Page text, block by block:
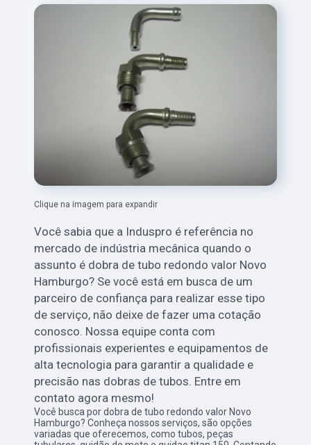
Clique na imagem para expandir
Você sabia que a Induspro é referência no
mercado de indústria mecânica quando o
assunto é dobra de tubo redondo valor Novo
Hamburgo? Se você está em busca de um
parceiro de confiança para realizar esse tipo
de serviço, não deixe de fazer uma cotação
conosco. Nossa equipe conta com
profissionais experientes e equipamentos de
alta tecnologia para garantir a qualidade e
precisão nas dobras de tubos. Entre em
contato agora mesmo!
Você busca por dobra de tubo redondo valor Novo
Hamburgo? Conheça nossos serviços, são opções
variadas que oferecemos, como tubos, peças